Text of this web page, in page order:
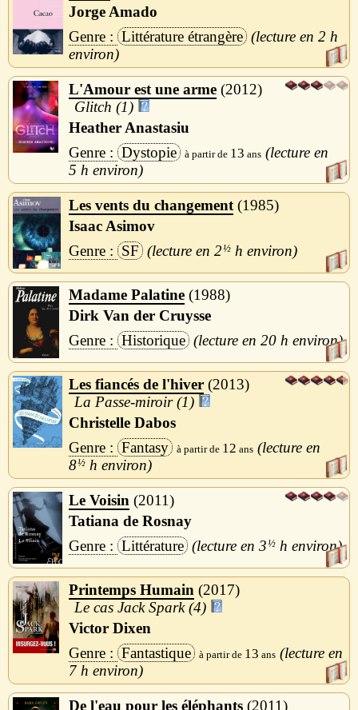
Jorge Amado
Littérature étrangère
2 h
L'Amour est une arme 2012
Glitch (1)
Heather Anastasiu
Dystopie
13
5 h
Les vents du changement 1985
Isaac Asimov
SF
2½ h
Madame Palatine 1988
Dirk Van der Cruysse
Historique
20 h
Les fiancés de l'hiver 2013
La Passe-miroir (1)
Christelle Dabos
Fantasy
12
8½ h
Le Voisin
2011
Tatiana de Rosnay
Littérature
3½ h
Printemps Humain
2017
Le cas Jack Spark (4)
Victor Dixen
Fantastique
13
7 h
De l'eau pour les éléphants 2011